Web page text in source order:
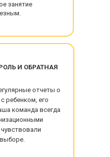
занятие
И ОБРАТНАЯ
отчеты о
ребенком, его
команда всегда